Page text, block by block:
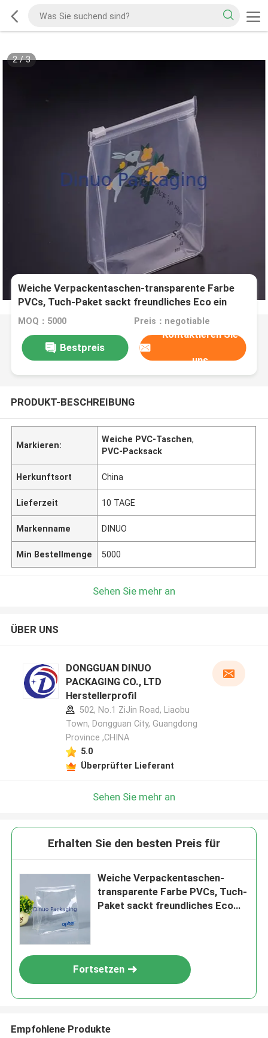
2/3
Weiche Verpackentaschen-transparente Farbe
PVCs, Tuch-Paket sackt freundliches Eco ein
MOQ：5000 Preis：negotiable
Bestpreis
Kontaktieren Sie
uns
PRODUKT-BESCHREIBUNG
Markieren:
Weiche PVC-Taschen,
PVC-Packsack
Herkunftsort China
Lieferzeit 10 TAGE
Markenname DINUO
Min Bestellmenge 5000
Sehen Sie mehr an
ÜBER UNS
DONGGUAN DINUO
PACKAGING CO., LTD
Herstellerprofil
502, No.1 ZiJin Road, Liaobu
Town, Dongguan City, Guangdong
Province ,CHINA
5.0
Überprüfter Lieferant
Sehen Sie mehr an
Erhalten Sie den besten Preis für
Weiche Verpackentaschen-
transparente Farbe PVCs, Tuch-
Paket sackt freundliches Eco
Fortsetzen
Empfohlene Produkte